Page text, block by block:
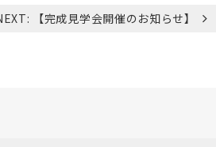
【完成見学会開催のお知らせ】